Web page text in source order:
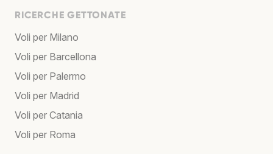
RICERCHE GETTONATE
Voli per Milano
Voli per Barcellona
Voli per Palermo
Voli per Madrid
Voli per Catania
Voli per Roma